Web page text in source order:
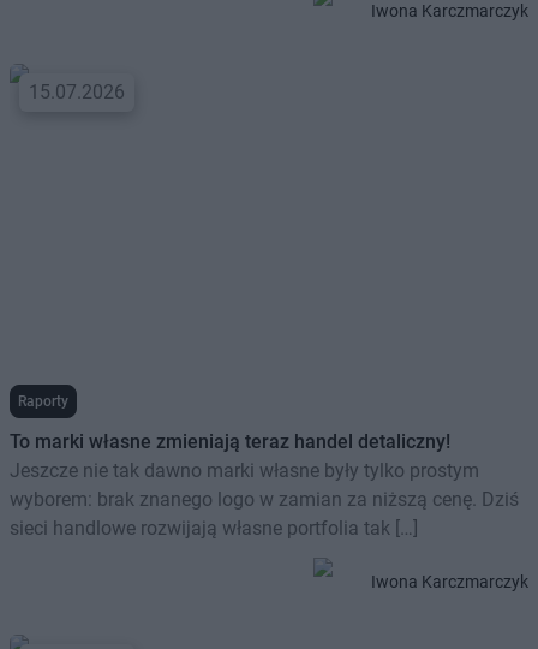
Iwona Karczmarczyk
15.07.2026
Raporty
To marki własne zmieniają teraz handel detaliczny!
Jeszcze nie tak dawno marki własne były tylko prostym
wyborem: brak znanego logo w zamian za niższą cenę. Dziś
sieci handlowe rozwijają własne portfolia tak […]
Iwona Karczmarczyk